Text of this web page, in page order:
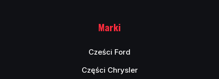
Marki
Cześci Ford
Części Chrysler